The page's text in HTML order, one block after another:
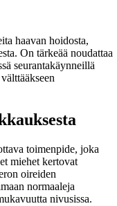
haavan hoidosta,
On tärkeää noudattaa
seurantakäynneillä
toimenpide, joka
miehet kertovat
oireiden
normaaleja
nivusissa.